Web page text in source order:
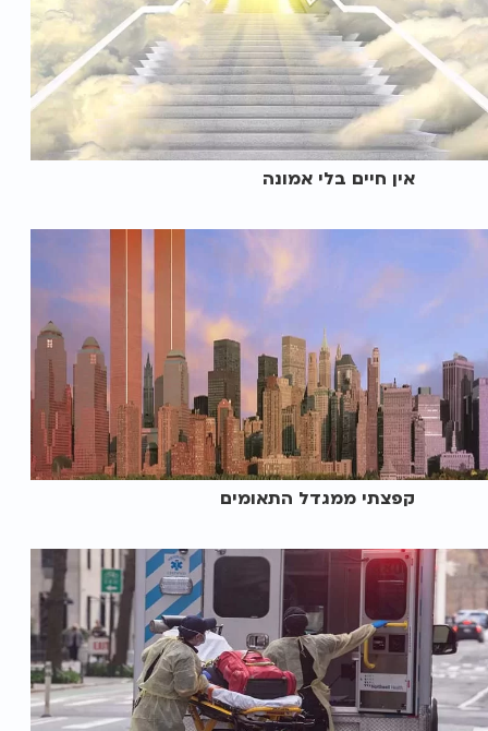
אין חיים בלי אמונה
קפצתי ממגדל התאומים